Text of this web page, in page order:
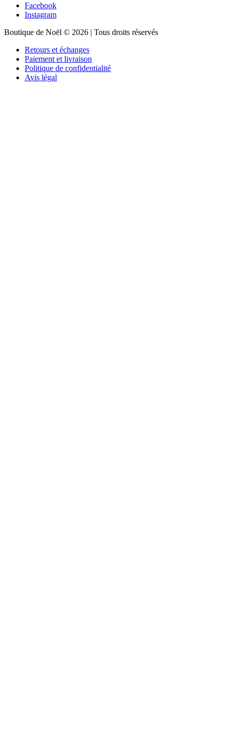
Facebook
Instagram
Boutique de Noël © 2026 | Tous droits réservés
Retours et échanges
Paiement et livraison
Politique de confidentialité
Avis légal